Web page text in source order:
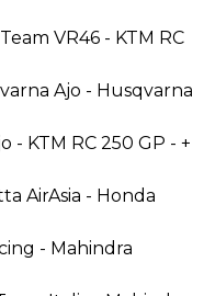
VR46 - KTM RC
Ajo - Husqvarna
- KTM RC 250 GP - +
AirAsia - Honda
- Mahindra